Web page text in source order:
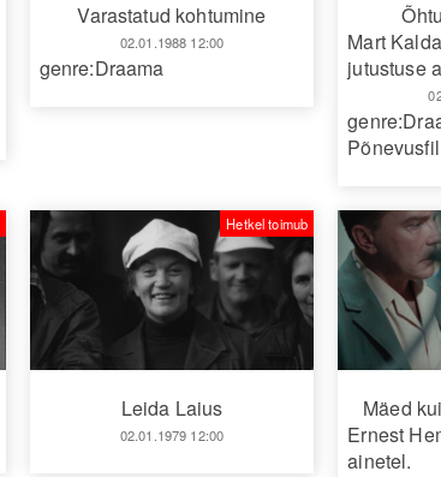
Varastatud kohtumine
02.01.1988 12:00
genre:Draama
Mart
jutustuse
Leida Laius
02.01.1979 12:00
Hetkel toimub
Mäed
Ernest
ainetel.